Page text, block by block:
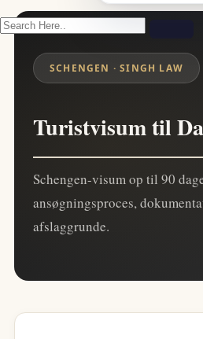
SCHENGEN · SINGH LAW
Turistvisum til
Schengen-visum op til 90
ansøgningsproces,
afslaggrunde.